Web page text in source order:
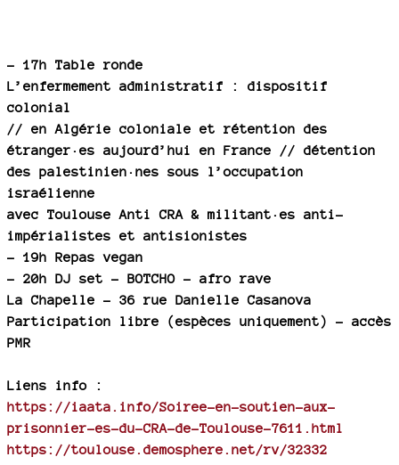
– 17h Table ronde
L’enfermement administratif : dispositif
colonial
// en Algérie coloniale et rétention des
étranger·es aujourd’hui en France // détention
des palestinien·nes sous l’occupation
israélienne
avec Toulouse Anti CRA & militant·es anti-
impérialistes et antisionistes
– 19h Repas vegan
– 20h DJ set - BOTCHO - afro rave
La Chapelle - 36 rue Danielle Casanova
Participation libre (espèces uniquement) - accès
PMR
Liens info :
https://iaata.info/Soiree-en-soutien-aux-
prisonnier-es-du-CRA-de-Toulouse-7611.html
https://toulouse.demosphere.net/rv/32332